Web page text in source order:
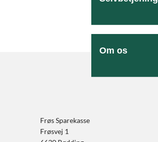
Om os
Frøs Sparekasse
Frøsvej 1